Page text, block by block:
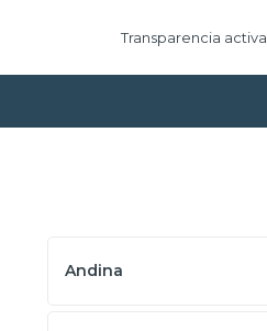
Transparencia activa
Andina